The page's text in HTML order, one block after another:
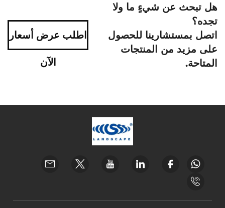
هل تبحث عن شيءٍ ما ولا
تجده؟
اتصل بمستشارينا للحصول
على مزيد من المنتجات
المتاحة.
اطلب عرض أسعار
الآن